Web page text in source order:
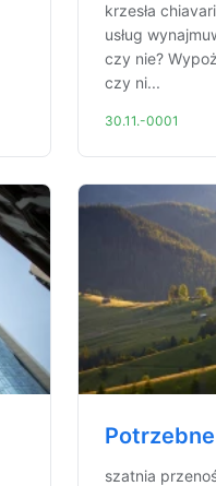
krzesła
usług
czy nie?
czy ni...
30.11.-0001
szatnia